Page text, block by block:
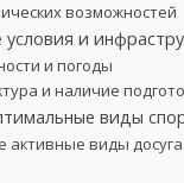
возможностей
и
и погоды
и наличие
виды
активные виды